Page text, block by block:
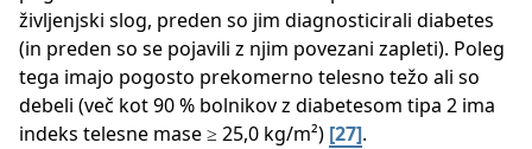
življenjski slog, preden so jim diagnosticirali diabetes
(in preden so se pojavili z njim povezani zapleti). Poleg
tega imajo pogosto prekomerno telesno težo ali so
debeli (več kot 90 % bolnikov z diabetesom tipa 2 ima
indeks telesne mase ≥ 25,0 kg/m²) ​ [27]​.